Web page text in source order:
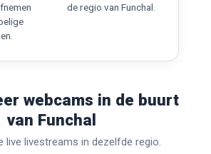
de regio van Funchal.
webcams in de buurt
van Funchal
live livestreams in dezelfde regio.